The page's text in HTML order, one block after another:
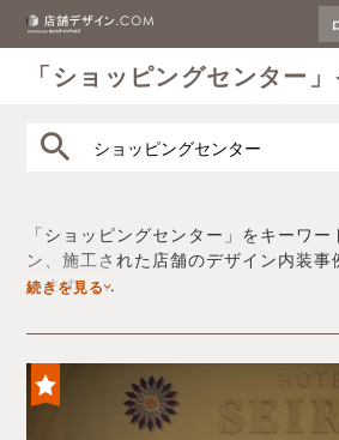
「ショッピングセンター」をキーワ
ン、施工された店舗のデザイン内装事
います。
プロのデザイナーが手掛けたデザイ
な写真とともにご確認いただけます。
デザイン内装会社探しや費用感の把
グセンター」の店舗イメージを固め
役立てください。
続きを見る